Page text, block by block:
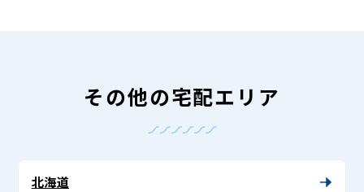
その他の宅配エリア
北海道